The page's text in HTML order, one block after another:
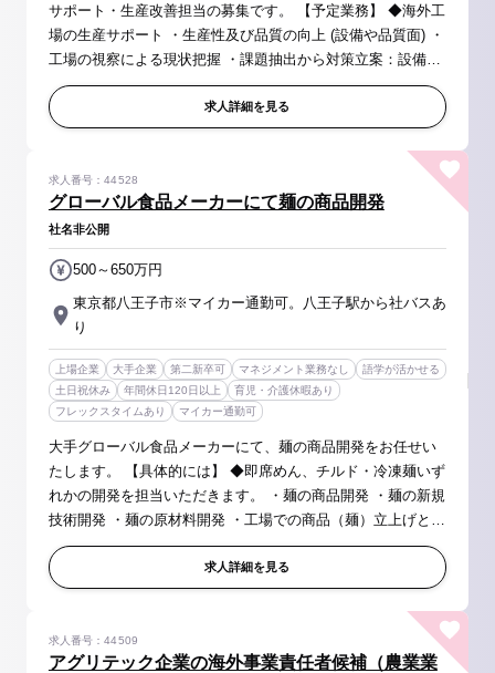
サポート・生産改善担当の募集です。 【予定業務】 ◆海外工
場の生産サポート ・生産性及び品質の向上 (設備や品質面) ・
工場の視察による現状把握 ・課題抽出から対策立案：設備導
入FSサポート、生産性向上サポートなど 【期待役割】 ・海
外工場にお...
求人詳細を見る
グローバル食品メーカーにて麺の商品開発
求人番号：44528
社名非公開
東京都八王子市※マイカー通勤可。八王子駅から社バスあ
り
500～650万円
上場企業 大手企業 第二新卒可 マネジメント業務なし
語学が活かせる
土日祝休み
年間休日120日以上
育児・介護休暇あり
フレックスタイムあり
マイカー通勤可
大手グローバル食品メーカーにて、麺の商品開発をお任せい
たします。 【具体的には】 ◆即席めん、チルド・冷凍麺いず
れかの開発を担当いただきます。 ・麺の商品開発 ・麺の新規
技術開発 ・麺の原材料開発 ・工場での商品（麺）立上げと、
その後の品質フォロー ・開発商品・技術に関するプレゼンテ
ーション 等...
求人詳細を見る
アグリテック企業の海外事業責任者候補（農業業
求人番号：44509